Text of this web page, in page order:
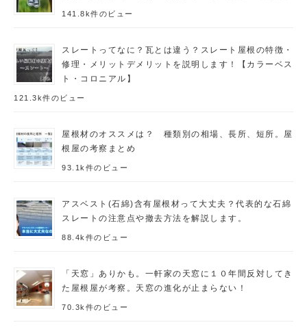
141.8k件のビュー
スレートってなに？瓦とは違う？スレート屋根の特徴・
修理・メリットデメリットを説明します！【カラーベス
ト・コロニアル】
121.3k件のビュー
屋根材のオススメは？ 種類別の相場、長所、短所。屋
根屋の考察まとめ
93.1k件のビュー
アスベスト(石綿)含有屋根材って大丈夫？代表的な石綿
スレートの注意点や撤去方法を解説します。
88.4k件のビュー
「天窓」ありかも。一軒家の天窓に１０年間反対してき
た屋根屋が考察。天窓の進化が止まらない！
70.3k件のビュー